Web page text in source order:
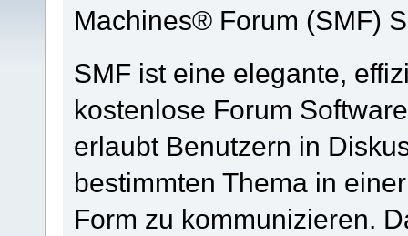
Machines® Forum (SMF)
SMF ist eine elegante,
kostenlose Forum
erlaubt Benutzern in
bestimmten Thema in
Form zu kommunizieren.